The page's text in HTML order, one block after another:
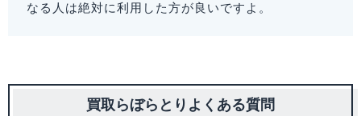
なる人は絶対に利用した方が良いですよ。
買取らぼらとりよくある質問